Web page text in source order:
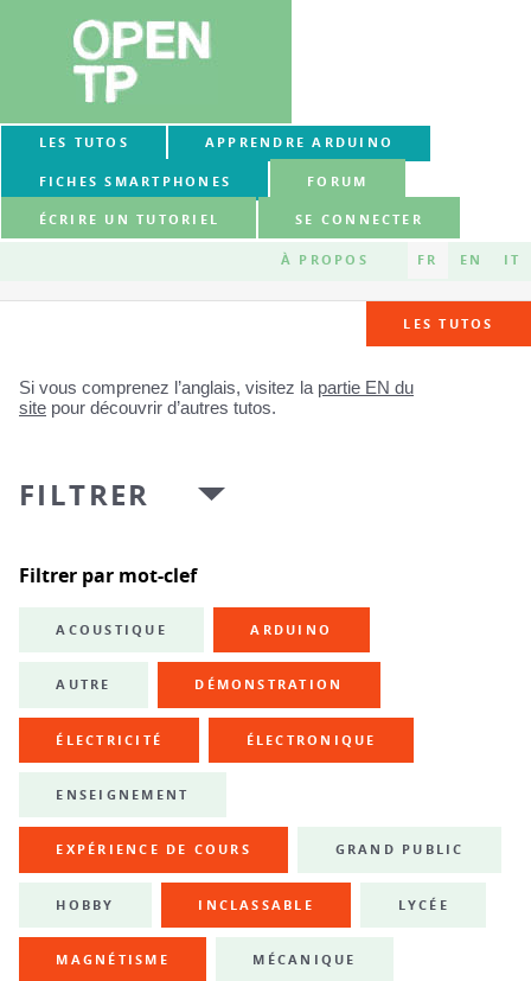
LES TUTOS APPRENDRE ARDUINO
FICHES SMARTPHONES FORUM
ÉCRIRE UN TUTORIEL SE CONNECTER
À PROPOS FR EN IT
LES TUTOS
Si vous comprenez l’anglais, visitez la partie EN du
site pour découvrir d’autres tutos.
FILTRER
Filtrer par mot-clef
ACOUSTIQUE ARDUINO
AUTRE DÉMONSTRATION
ÉLECTRICITÉ ÉLECTRONIQUE
ENSEIGNEMENT
EXPÉRIENCE DE COURS GRAND PUBLIC
HOBBY INCLASSABLE LYCÉE
MAGNÉTISME MÉCANIQUE